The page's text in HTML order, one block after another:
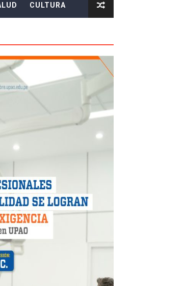
en premios
semestre de 2026
el primer semestre de 2026
DE HIDRANDINA
no estés en casa
DE MORA
DE SEGURIDAD
tu señal
SORTEO POR FIESTAS PATRIAS DE
ELÉCTRICAS
CULTURA